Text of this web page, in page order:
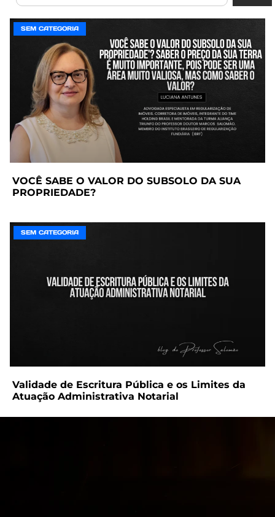
SEM CATEGORIA
VOCÊ SABE O VALOR DO SUBSOLO DA SUA
PROPRIEDADE?
SEM CATEGORIA
Validade de Escritura Pública e os Limites da
Atuação Administrativa Notarial